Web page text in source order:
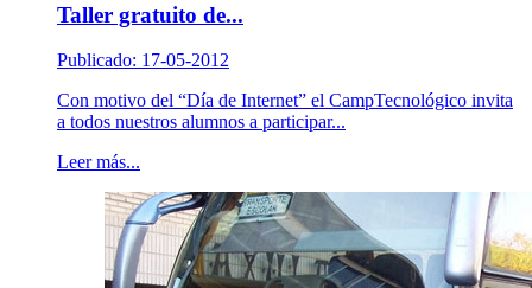
Taller gratuito de...
Publicado: 17-05-2012
Con motivo del “Día de Internet” el CampTecnológico invita
a todos nuestros alumnos a participar...
Leer más...